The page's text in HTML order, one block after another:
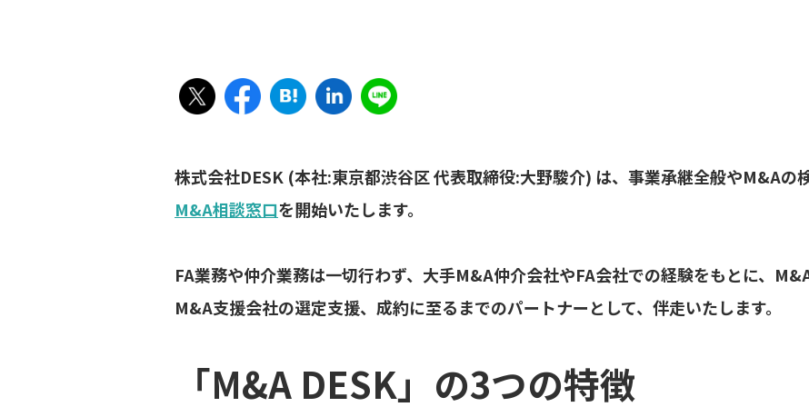
株式会社DESK (本社:東京都渋谷区 代表取締役:大野駿介) は、事業承継全般やM&Aの
M&A相談窓口を開始いたします。
FA業務や仲介業務は一切行わず、大手M&A仲介会社やFA会社での経験をもとに、
M&A支援会社の選定支援、成約に至るまでのパートナーとして、伴走いたします。
「M&A DESK」の3つの特徴